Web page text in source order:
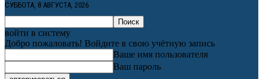
СУББОТА, 8 АВГУСТА, 2026
войти в систему
Добро пожаловать! Войдите в свою учётную запись
Ваше имя пользователя
Ваш пароль